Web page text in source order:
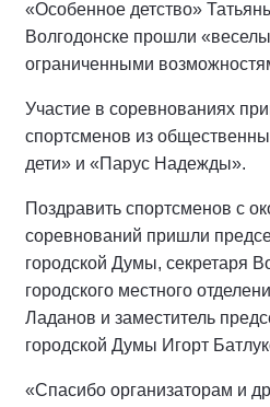
«Особенное детство»
Волгодонске прошли
ограниченными
Участие в соревнованиях
спортсменов из
дети» и «Парус Надежды».
Поздравить спортсменов с
соревнований пришли
городской Думы, секретаря
городского местного
Ладанов и заместитель
городской Думы Игорт
«Спасибо организаторам и